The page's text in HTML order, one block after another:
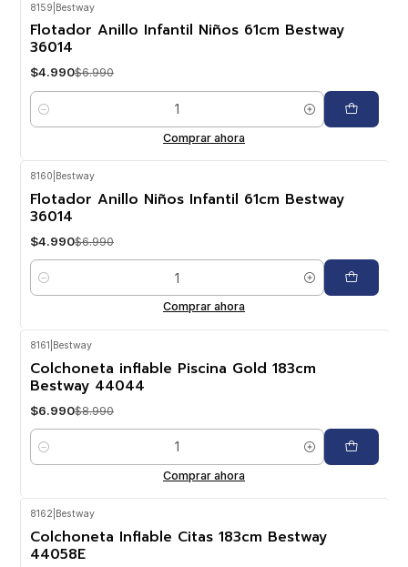
-29% OFF
8159 Bestway
Flotador Anillo Infantil Niños 61cm Bestway
36014
$4.990$6.990
Cantidad
Comprar ahora
-29%
8160 Bestway
Flotador Anillo Niños Infantil 61cm Bestway
36014
$4.990$6.990
Cantidad
Comprar ahora
-22%
8161 Bestway
Colchoneta inflable Piscina Gold 183cm
Bestway 44044
$6.990$8.990
Cantidad
Comprar ahora
-22% OFF
8162 Bestway
Colchoneta Inflable Citas 183cm Bestway
44058E